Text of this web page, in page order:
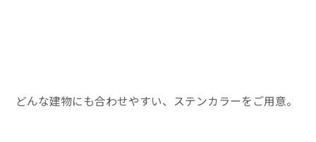
どんな建物にも合わせやすい、ステンカラーをご用意。